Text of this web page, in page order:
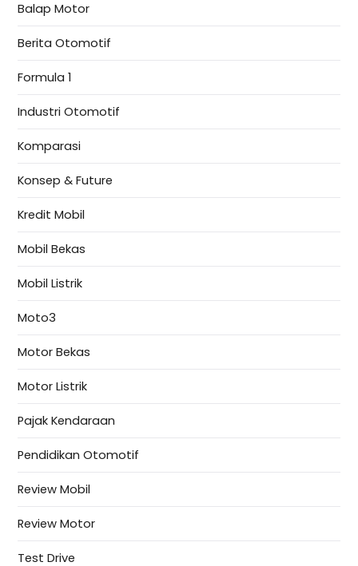
Balap Motor
Berita Otomotif
Formula 1
Industri Otomotif
Komparasi
Konsep & Future
Kredit Mobil
Mobil Bekas
Mobil Listrik
Moto3
Motor Bekas
Motor Listrik
Pajak Kendaraan
Pendidikan Otomotif
Review Mobil
Review Motor
Test Drive